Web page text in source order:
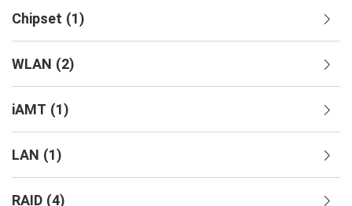
Chipset (1)
WLAN (2)
iAMT (1)
LAN (1)
RAID (4)